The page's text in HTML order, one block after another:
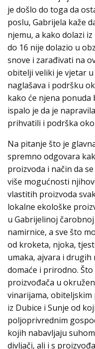
je došlo do toga da
poslu, Gabrijela kaže
njemu, a kako dolazi
do 16 nije dolazio u
snove i zarađivati na
obitelji veliki je vjetar
naglašava i podršku
kako će njena
ispalo je da je
prihvatili i podrška
Na pitanje što je
spremno odgovara
proizvoda i način da
više mogućnosti
vlastitih proizvoda
lokalne ekološke
u Gabrijelinoj
namirnice, a sve što
od kroketa, njoka,
umaka, ajvara i drugih
domaće i prirodno.
proizvođača u
vinarijama,
iz Dubice i Sunje od
poljoprivrednim
kojih nabavljaju
divljači, ali i s